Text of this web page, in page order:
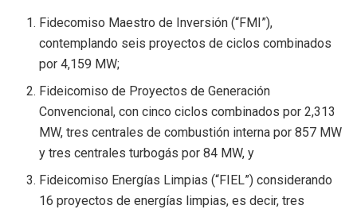
Fidecomiso Maestro de Inversión (“FMI”),
contemplando seis proyectos de ciclos combinados
por 4,159 MW;
Fideicomiso de Proyectos de Generación
Convencional, con cinco ciclos combinados por 2,313
MW, tres centrales de combustión interna por 857 MW
y tres centrales turbogás por 84 MW, y
Fideicomiso Energías Limpias (“FIEL”) considerando
16 proyectos de energías limpias, es decir, tres